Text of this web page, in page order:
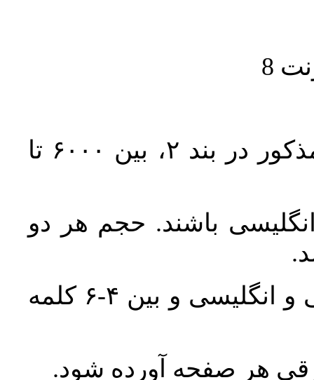
حجم کل مقاله با احتساب تمام بخش‌های مذکور در بند ۲، بین ۶۰۰۰ تا
باشند. حجم هر دو
واژگان کلیدی بلافاصله پس از چکیده فارسی و انگلیسی و بین ۴-۶ کلمه
هر صفحه آورده شود.